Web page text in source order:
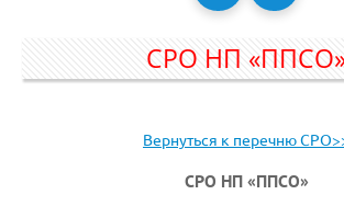
СРО НП
Вернуться к перечню
СРО НП «ППСО»